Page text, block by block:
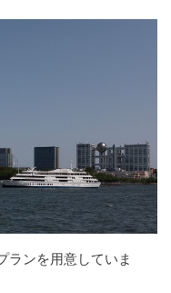
ランを用意していま